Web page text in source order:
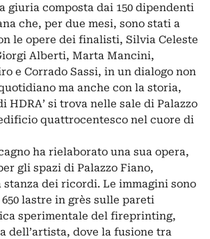
giuria composta dai 150 dipendenti
che, per due mesi, sono stati a
le opere dei finalisti, Silvia Celeste
Alberti, Marta Mancini,
e Corrado Sassi, in un dialogo non
ma anche con la storia,
HDRA’ si trova nelle sale di Palazzo
quattrocentesco nel cuore di
ha rielaborato una sua opera,
gli spazi di Palazzo Fiano,
dei ricordi. Le immagini sono
lastre in grès sulle pareti
sperimentale del fireprinting,
dell’artista, dove la fusione tra